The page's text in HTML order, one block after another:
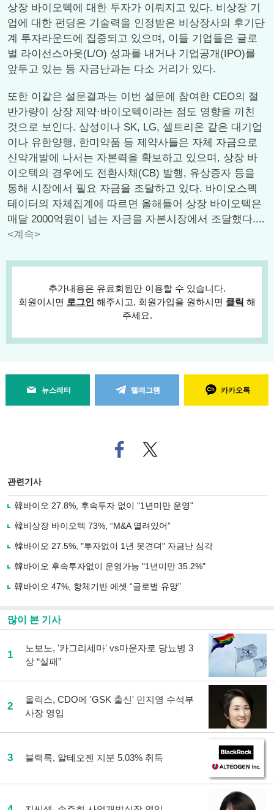
상장 바이오텍에 대한 투자가 이뤄지고 있다. 비상장 기
업에 대한 펀딩은 기술력을 인정받은 비상장사의 후기단
계 투자라운드에 집중되고 있으며, 이들 기업들은 글로
벌 라이선스아웃(L/O) 성과를 내거나 기업공개(IPO)를
앞두고 있는 등 자금난과는 다소 거리가 있다.
또한 이같은 설문결과는 이번 설문에 참여한 CEO의 절
반가량이 상장 제약·바이오텍이라는 점도 영향을 끼친
것으로 보인다. 삼성이나 SK, LG, 셀트리온 같은 대기업
이나 유한양행, 한미약품 등 제약사들은 자체 자금으로
신약개발에 나서는 자본력을 확보하고 있으며, 상장 바
이오텍의 경우에도 전환사채(CB) 발행, 유상증자 등을
통해 시장에서 필요 자금을 조달하고 있다. 바이오스펙
테이터의 자체집계에 따르면 올해들어 상장 바이오텍은
매달 2000억원이 넘는 자금을 자본시장에서 조달했다....
<계속>
추가내용은 유료회원만 이용할 수 있습니다.
회원이시면 로그인 해주시고, 회원가입을 원하시면 클릭 해
주세요.
뉴스레터 텔레그램 카카오톡
페
이
로
기
사
유
기
트위
터로
관련기사
韓바이오 27.8%, 후속투자 없이 "1년미만 운영"
韓비상장 바이오텍 73%, “M&A 열려있어”
韓바이오 27.5%, "투자없이 1년 못견뎌" 자금난 심각
韓바이오 후속투자없이 운영가능 "1년미만 35.2%"
韓바이오 47%, 항체기반 에셋 “글로벌 유망”
많이 본 기사
1
노보노, '카그리세마' vs마운자로 당뇨병 3
상 “실패”
2
올릭스, CDO에 'GSK 출신' 민지영 수석부
사장 영입
3 블랙록, 알테오젠 지분 5.03% 취득